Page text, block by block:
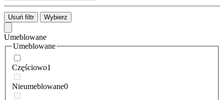
Usuń filtr Wybierz
Umeblowane
Umeblowane
Częściowo1
Nieumeblowane0